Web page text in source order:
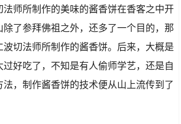
师所制作的美味的酱香饼在香客之中开
了参拜佛祖之外，还多了一个目的，那
切法师所制作的酱香饼。后来，大概是
好吃了，不知是有人偷师学艺，还是自
，制作酱香饼的技术便从山上流传到了